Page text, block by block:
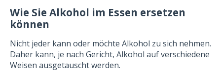
Wie Sie Alkohol im Essen ersetzen
können
Nicht jeder kann oder möchte Alkohol zu sich nehmen.
Daher kann, je nach Gericht, Alkohol auf verschiedene
Weisen ausgetauscht werden.